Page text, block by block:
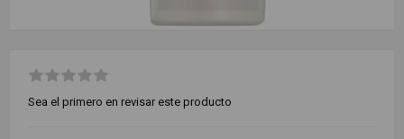
Sea el primero en revisar este producto